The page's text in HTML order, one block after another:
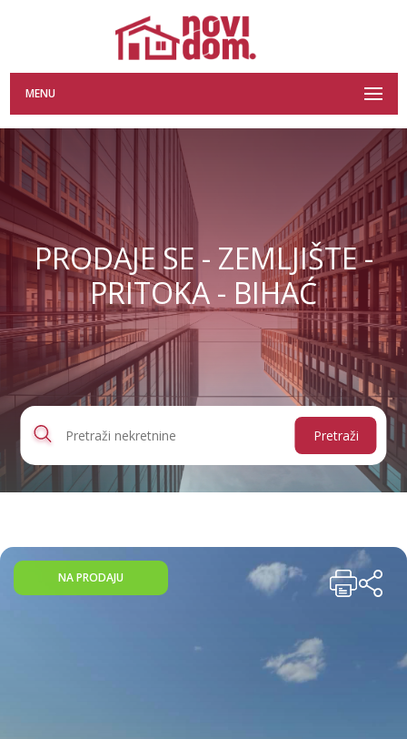
MENU
PRODAJE SE - ZEMLJIŠTE -
PRITOKA - BIHAĆ
Pretraži
NA PRODAJU